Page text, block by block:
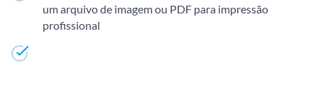
um arquivo de imagem ou PDF para impressão
profissional